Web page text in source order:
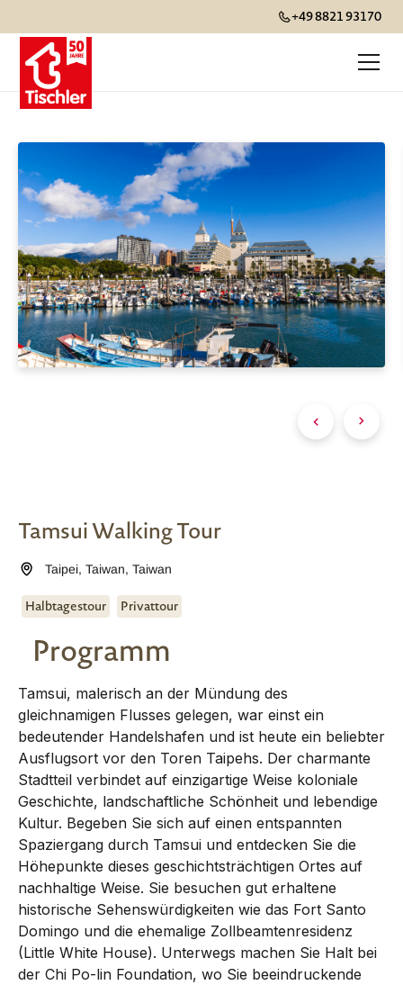
+49 8821 93170
Tamsui Walking Tour
Taipei,Taiwan,Taiwan
Halbtagestour Privattour
Programm
Tamsui, malerisch an der Mündung des
gleichnamigen Flusses gelegen, war einst ein
bedeutender Handelshafen und ist heute ein beliebter
Ausflugsort vor den Toren Taipehs. Der charmante
Stadtteil verbindet auf einzigartige Weise koloniale
Geschichte, landschaftliche Schönheit und lebendige
Kultur. Begeben Sie sich auf einen entspannten
Spaziergang durch Tamsui und entdecken Sie die
Höhepunkte dieses geschichtsträchtigen Ortes auf
nachhaltige Weise. Sie besuchen gut erhaltene
historische Sehenswürdigkeiten wie das Fort Santo
Domingo und die ehemalige Zollbeamtenresidenz
(Little White House). Unterwegs machen Sie Halt bei
der Chi Po-lin Foundation, wo Sie beeindruckende